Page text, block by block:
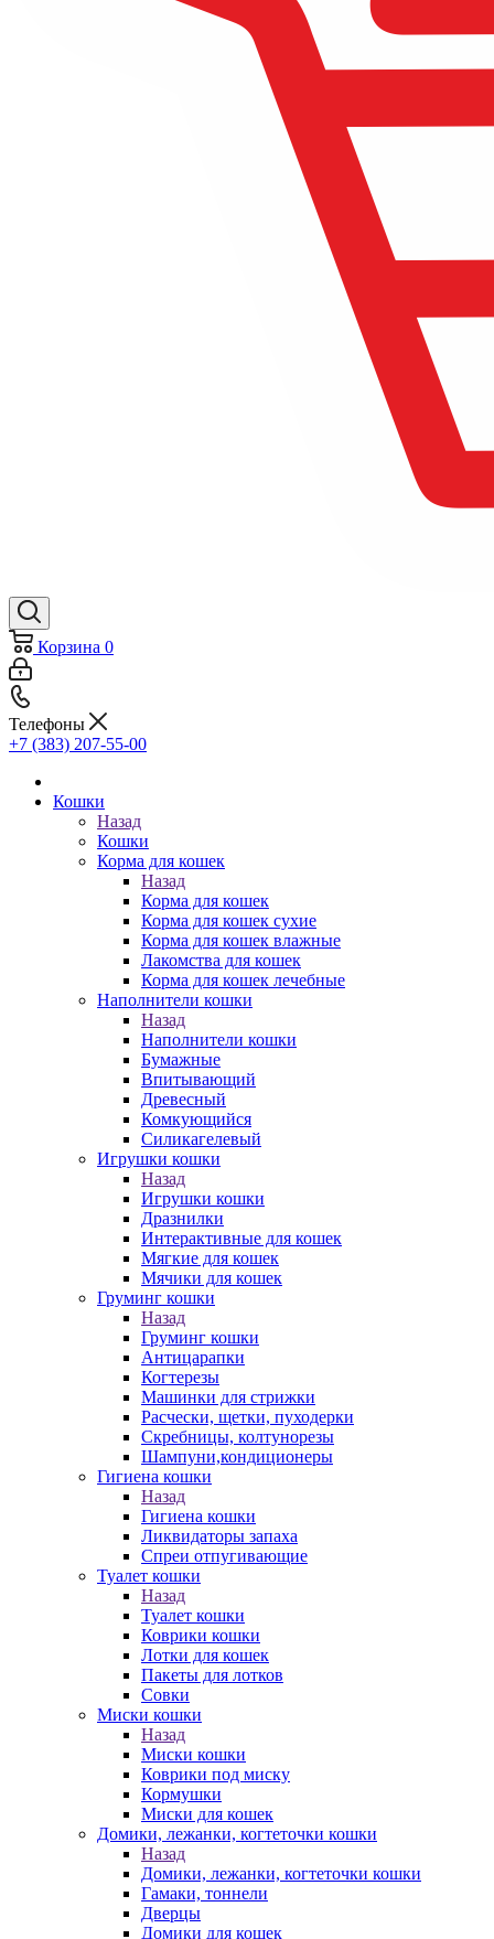
Корзина 0
Телефоны
+7 (383) 207-55-00
Кошки
Назад
Кошки
Корма для кошек
Назад
Корма для кошек
Корма для кошек сухие
Корма для кошек влажные
Лакомства для кошек
Корма для кошек лечебные
Наполнители кошки
Назад
Наполнители кошки
Бумажные
Впитывающий
Древесный
Комкующийся
Силикагелевый
Игрушки кошки
Назад
Игрушки кошки
Дразнилки
Интерактивные для кошек
Мягкие для кошек
Мячики для кошек
Груминг кошки
Назад
Груминг кошки
Антицарапки
Когтерезы
Машинки для стрижки
Расчески, щетки, пуходерки
Скребницы, колтунорезы
Шампуни,кондиционеры
Гигиена кошки
Назад
Гигиена кошки
Ликвидаторы запаха
Спреи отпугивающие
Туалет кошки
Назад
Туалет кошки
Коврики кошки
Лотки для кошек
Пакеты для лотков
Совки
Миски кошки
Назад
Миски кошки
Коврики под миску
Кормушки
Миски для кошек
Домики, лежанки, когтеточки кошки
Назад
Домики, лежанки, когтеточки кошки
Гамаки, тоннели
Дверцы
Домики для кошек